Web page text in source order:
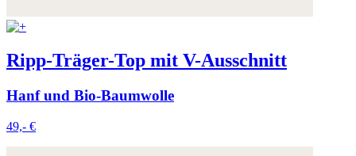
Ripp-Träger-Top mit V-Ausschnitt
Hanf und Bio-Baumwolle
49,- €